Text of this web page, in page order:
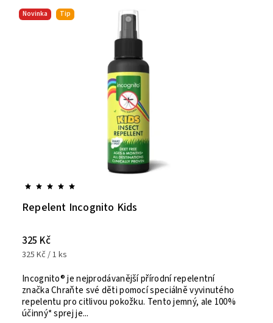
Novinka Tip
Repelent Incognito Kids
325 Kč
325 Kč / 1 ks
Incognito® je nejprodávanější přírodní repelentní
značka Chraňte své děti pomocí speciálně vyvinutého
repelentu pro citlivou pokožku. Tento jemný, ale 100%
účinný* sprej je...